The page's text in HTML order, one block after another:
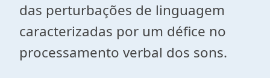
das perturbações de linguagem
caracterizadas por um défice no
processamento verbal dos sons.